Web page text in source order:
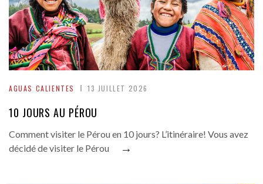
AGUAS CALIENTES 13 JUILLET 2026
10 JOURS AU PÉROU
Comment visiter le Pérou en 10 jours? L’itinéraire! Vous avez
décidé de visiter le Pérou
→